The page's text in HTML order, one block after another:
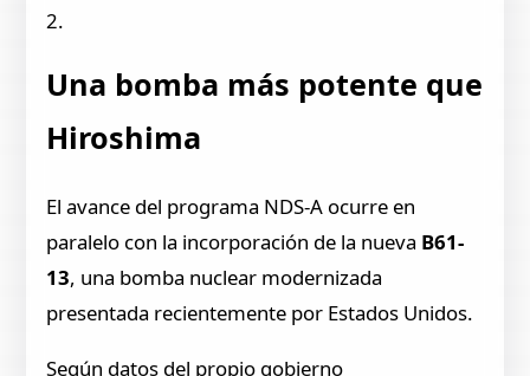
2.
Una bomba más potente que
Hiroshima
El avance del programa NDS-A ocurre en
paralelo con la incorporación de la nueva B61-
13, una bomba nuclear modernizada
presentada recientemente por Estados Unidos.
Según datos del propio gobierno